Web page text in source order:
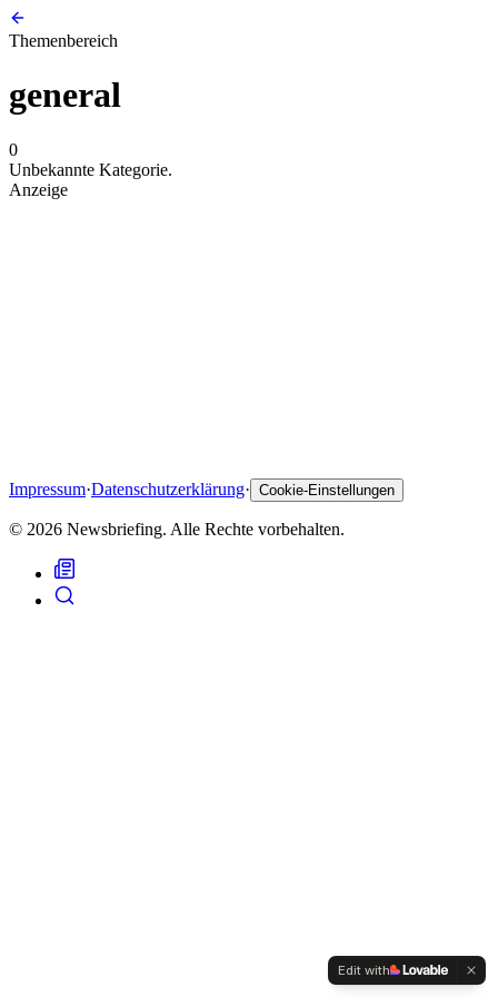
Themenbereich
general
0
Unbekannte Kategorie.
Anzeige
Impressum·Datenschutzerklärung· Cookie-Einstellungen
© 2026 Newsbriefing. Alle Rechte vorbehalten.
Edit with